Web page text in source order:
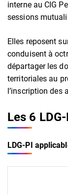
interne au CIG
sessions
Elles reposent
conduisent à
départager les
territoriales au
l’inscription des
Les 6
LDG-PI